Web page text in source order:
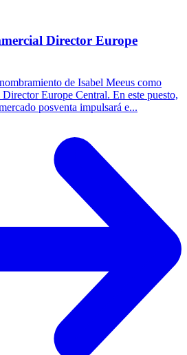
Director Europe
de Isabel Meeus como
Europe Central. En este puesto,
posventa impulsará e...